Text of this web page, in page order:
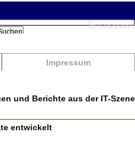
Impressum
und Berichte aus der IT-Szene
entwickelt